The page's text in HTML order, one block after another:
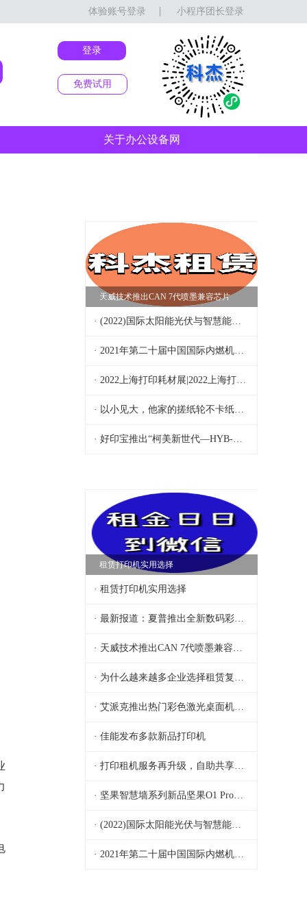
体验账号登录 小程序团长登录
登录
免费试用
关于办公设备网
天威技术推出CAN 7代喷墨兼容芯片
· (2022)国际太阳能光伏与智慧能源(上海)大会暨展
· 2021年第二十届中国国际内燃机及零部件展览会
· 2022上海打印耗材展|2022上海打印耗材展览会|2022打印耗材展|2022打印机配件展|打印机耗材展览会
· 以小见大，他家的搓纸轮不卡纸不涨价
· 好印宝推出“柯美新世代—HYB-KM-TNP79”
租赁打印机实用选择
· 租赁打印机实用选择
· 最新报道：夏普推出全新数码彩色复合机MX-C2622R
· 天威技术推出CAN 7代喷墨兼容芯片
· 为什么越来越多企业选择租赁复印机，而不是购买？
· 艾派克推出热门彩色激光桌面机新品可替代芯片
· 佳能发布多款新品打印机
· 打印租机服务再升级，自助共享新模式
· 坚果智慧墙系列新品坚果O1 Pro投影仪惊喜上市
· (2022)国际太阳能光伏与智慧能源(上海)大会暨展
· 2021年第二十届中国国际内燃机及零部件展览会